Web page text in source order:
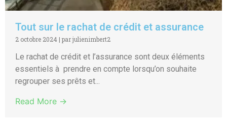
Tout sur le rachat de crédit et assurance
2 octobre 2024 | par julienimbert2
Le rachat de crédit et l’assurance sont deux éléments
essentiels à prendre en compte lorsqu’on souhaite
regrouper ses prêts et...
Read More →